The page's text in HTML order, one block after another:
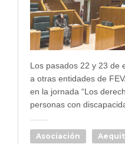
Los pasados 22 y 23 de
a otras entidades de
en la jornada “Los
personas con
Asociación